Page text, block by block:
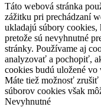
Táto webová stránka
zážitku pri prechádzaní
ukladajú súbory cookies,
pretože sú nevyhnutné
stránky. Používame aj
analyzovať a pochopiť,
cookies budú uložené vo
Máte tiež možnosť zrušiť
súborov cookies však
Nevyhnutné